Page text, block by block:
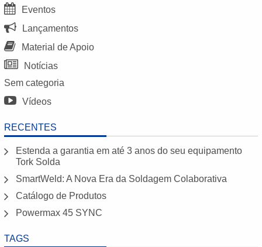
Eventos
Lançamentos
Material de Apoio
Notícias
Sem categoria
Vídeos
RECENTES
Estenda a garantia em até 3 anos do seu equipamento
Tork Solda
SmartWeld: A Nova Era da Soldagem Colaborativa
Catálogo de Produtos
Powermax 45 SYNC
TAGS